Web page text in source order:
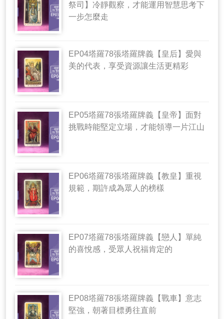
祭司】冷靜觀察，才能運用智慧思考下
一步怎麼走
EP04塔羅78張塔羅牌義【皇后】愛與
美的代表，享受資源讓生活更精彩
EP05塔羅78張塔羅牌義【皇帝】面對
挑戰時能堅定立場，才能領導一片江山
EP06塔羅78張塔羅牌義【教皇】重視
規範，期許成為眾人的榜樣
EP07塔羅78張塔羅牌義【戀人】單純
的喜悅感，受眾人祝福肯定的
EP08塔羅78張塔羅牌義【戰車】意志
堅強，朝著目標勇往直前